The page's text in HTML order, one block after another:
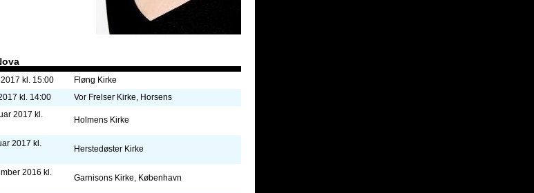
kl. 15:00
Fløng Kirke
kl. 14:00
Vor Frelser Kirke, Horsens
2017 kl.
Holmens Kirke
2017 kl.
Herstedøster Kirke
2016 kl.
Garnisons Kirke, København